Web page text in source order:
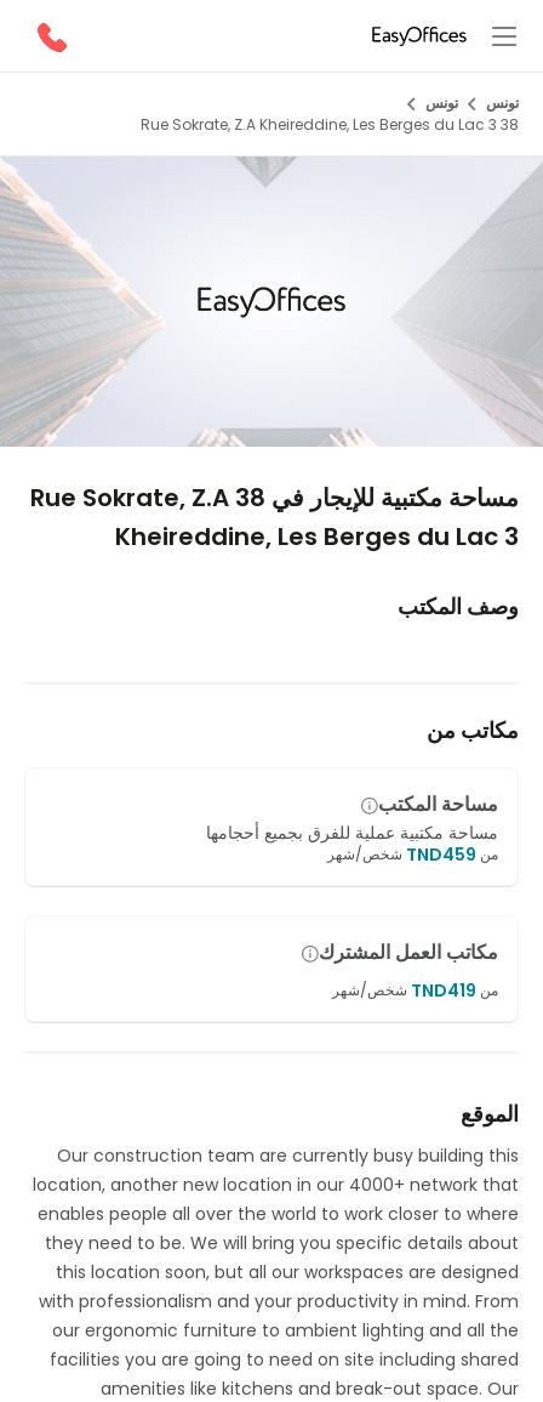
تونس
تونس
38 Rue Sokrate, Z.A Kheireddine, Les Berges du Lac 3
مساحة مكتبية للإيجار في 38 Rue Sokrate, Z.A
Kheireddine, Les Berges du Lac 3
وصف المكتب
مكاتب من
مساحة المكتب
مساحة مكتبية عملية للفرق بجميع أحجامها
من TND459 شخص/شهر
مكاتب العمل المشترك
من TND419 شخص/شهر
الموقع
Our construction team are currently busy building this
location, another new location in our 4000+ network that
enables people all over the world to work closer to where
they need to be. We will bring you specific details about
this location soon, but all our workspaces are designed
with professionalism and your productivity in mind. From
our ergonomic furniture to ambient lighting and all the
facilities you are going to need on site including shared
amenities like kitchens and break-out space. Our